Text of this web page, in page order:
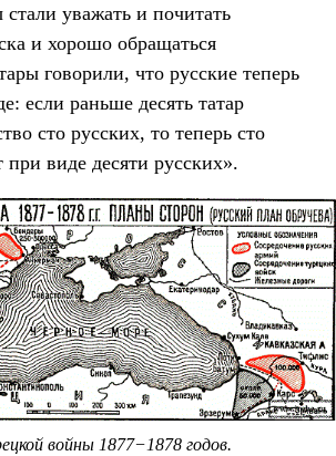
стали уважать и почитать
и хорошо обращаться
говорили, что русские теперь
если раньше десять татар
сто русских, то теперь сто
при виде десяти русских».
войны 1877−1878 годов.